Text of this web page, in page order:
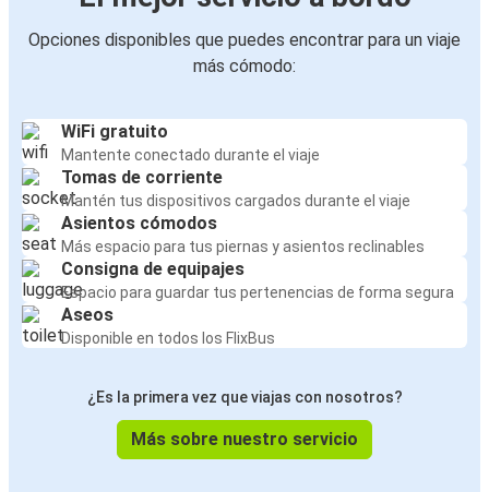
Opciones disponibles que puedes encontrar para un viaje
más cómodo:
WiFi gratuito
Mantente conectado durante el viaje
Tomas de corriente
Mantén tus dispositivos cargados durante el viaje
Asientos cómodos
Más espacio para tus piernas y asientos reclinables
Consigna de equipajes
Espacio para guardar tus pertenencias de forma segura
Aseos
Disponible en todos los FlixBus
¿Es la primera vez que viajas con nosotros?
Más sobre nuestro servicio